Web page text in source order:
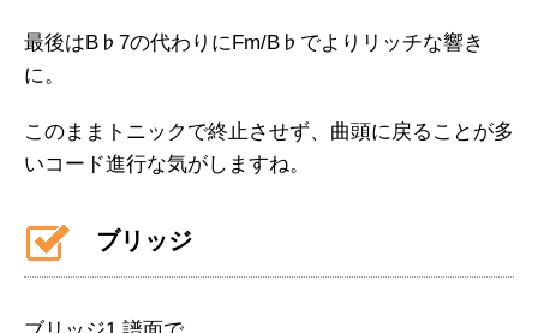
最後はB♭7の代わりにFm/B♭でよりリッチな響き
に。
このままトニックで終止させず、曲頭に戻ることが多
いコード進行な気がしますね。
ブリッジ